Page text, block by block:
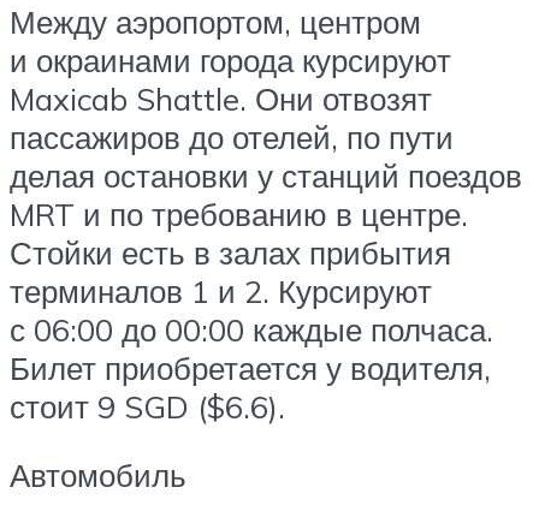
Между аэропортом, центром
и окраинами города курсируют
Maxicab Shattle. Они отвозят
пассажиров до отелей, по пути
делая остановки у станций поездов
MRT и по требованию в центре.
Стойки есть в залах прибытия
терминалов 1 и 2. Курсируют
с 06:00 до 00:00 каждые полчаса.
Билет приобретается у водителя,
стоит 9 SGD ($6.6).
Автомобиль